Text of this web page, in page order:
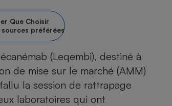
Que Choisir
sources préférées
(Leqembi), destiné à
de mise sur le marché (AMM)
la session de rattrapage
laboratoires qui ont
choisir une
vaisselle
portable
solaire